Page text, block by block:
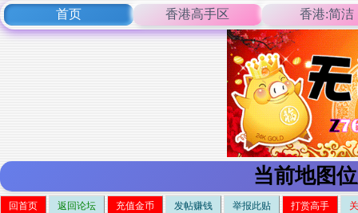
首页 香港高手区 香港:简洁
当前地图
回首页 返回论坛 充值金币 发帖赚钱 举报此贴 打赏高手